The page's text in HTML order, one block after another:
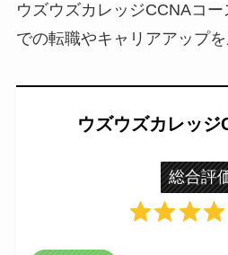
ウズウズカレッジCCNAコ
での転職やキャリアアップを
ウズウズカレッジ
総合評